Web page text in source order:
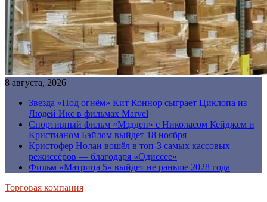
8 августа, 2026
Звезда «Под огнём» Кит Коннор сыграет Циклопа из
Людей Икс в фильмах Marvel
Спортивный фильм «Мэдден» с Николасом Кейджем и
Кристианом Бэйлом выйдет 18 ноября
Кристофер Нолан вошёл в топ-3 самых кассовых
режиссёров — благодаря «Одиссее»
Фильм «Матрица 5» выйдет не раньше 2028 года
Торговая компания